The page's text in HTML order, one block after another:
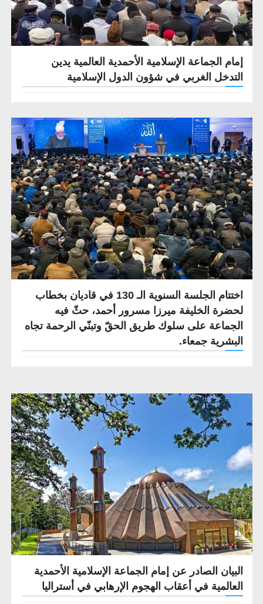
إمام الجماعة الإسلامية الأحمدية العالمية يدين
التدخل الغربي في شؤون الدول الإسلامية
اختتام الجلسة السنوية الـ 130 في قاديان بخطاب
لحضرة الخليفة ميرزا ​​مسرور أحمد، حثّ فيه
الجماعة على سلوك طريق الحقّ وتبنّي الرحمة تجاه
البشرية جمعاء.
البيان الصادر عن إمام الجماعة الإسلامية الأحمدية
العالمية في أعقاب الهجوم الإرهابي في أستراليا